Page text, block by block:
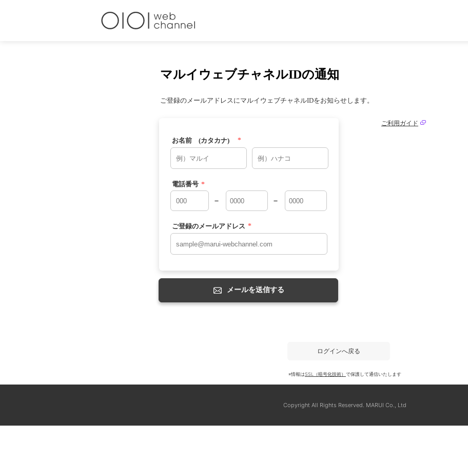
マルイウェブチャネルIDの通知
ご登録のメールアドレスにマルイウェブチャネルIDをお知らせします。
お名前 (カタカナ) *
電話番号 *
－ －
ご登録のメールアドレス *
ログインへ戻る
ご利用ガイド
※情報はSSL（暗号化技術） で保護して通信いたします
Copyright All Rights Reserved. MARUI Co., Ltd